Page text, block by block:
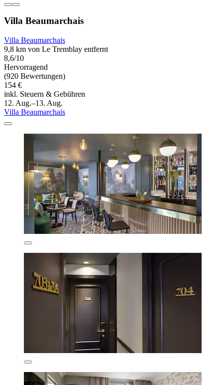
Villa Beaumarchais
Villa Beaumarchais
9,8 km von Le Tremblay entfernt
8,6/10
Hervorragend
(920 Bewertungen)
154 €
inkl. Steuern & Gebühren
12. Aug.–13. Aug.
Villa Beaumarchais